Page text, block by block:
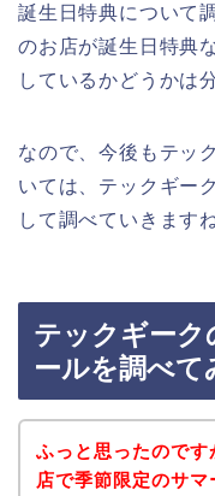
誕生日特典について
のお店が誕生日特典
しているかどうかは
なので、今後もテッ
いては、テックギー
して調べていきます
テックギーク
ールを調べて
ふっと思ったので
店で季節限定のサ